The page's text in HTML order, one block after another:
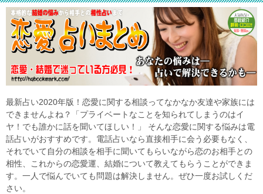
最新占い2020年版！恋愛に関する相談ってなかなか友達や家族には
できませんよね？「プライベートなことを知られてしまうのはイ
ヤ！でも誰かに話を聞いてほしい！」 そんな恋愛に関する悩みは電
話占いがおすすめです。電話占いなら直接相手に会う必要もなく、
それでいて自分の相談を相手に聞いてもらいながら恋のお相手との
相性、これからの恋愛運、結婚について教えてもらうことができま
す。一人で悩んでいても問題は解決しません。ぜひ一度お試しくだ
さい。